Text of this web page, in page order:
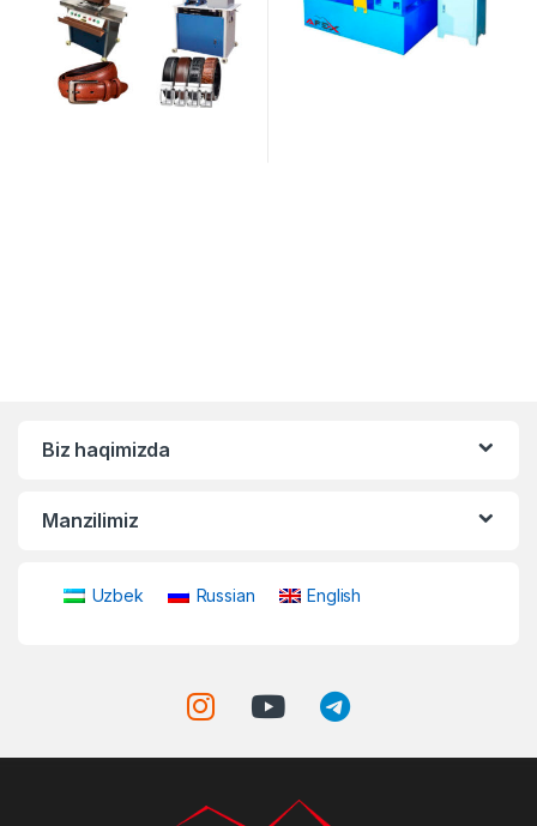
Biz haqimizda
Manzilimiz
Uzbek Russian English